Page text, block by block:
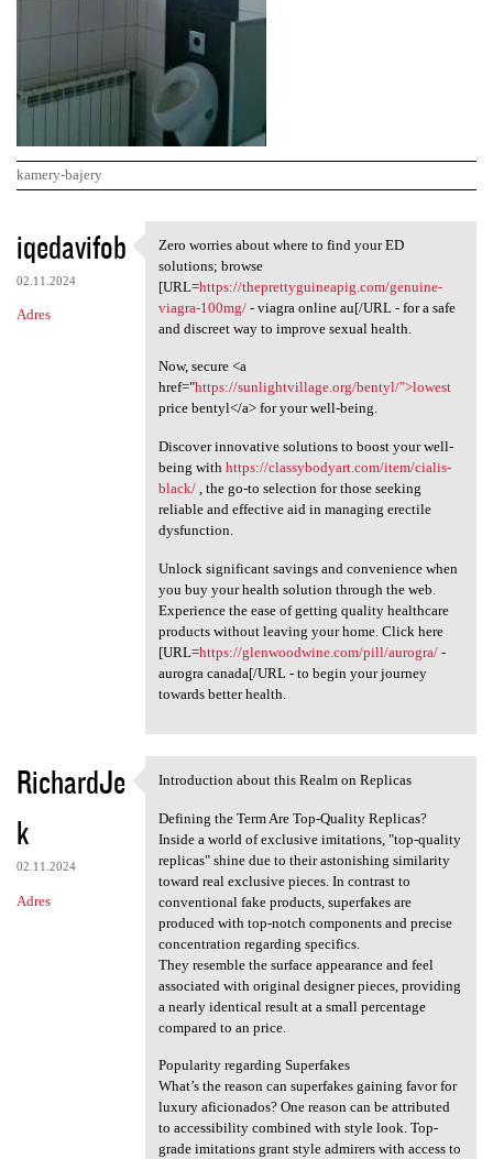
kamery-bajery
K
o
m
e
iqedavifob
02.11.2024
Adres
Zero worries about where to
Zero worries about where to find your ED
solutions; browse
[URL=https://theprettyguineapig.com/genuine-
viagra-100mg/- viagra online au[/URL - for a safe
and discreet way to improve sexual health.
Now, secure <a
href="https://sunlightvillage.org/bentyl/">lowest
price bentyl</a> for your well-being.
Discover innovative solutions to boost your well-
being with https://classybodyart.com/item/cialis-
black/, the go-to selection for those seeking
reliable and effective aid in managing erectile
dysfunction.
Unlock significant savings and convenience when
you buy your health solution through the web.
Experience the ease of getting quality healthcare
products without leaving your home. Click here
[URL=https://glenwoodwine.com/pill/aurogra/-
aurogra canada[/URL - to begin your journey
towards better health.
RichardJe
k
02.11.2024
Adres
Introduction about this Realm
Introduction about this Realm on Replicas
Defining the Term Are Top-Quality Replicas?
Inside a world of exclusive imitations, "top-quality
replicas" shine due to their astonishing similarity
toward real exclusive pieces. In contrast to
conventional fake products, superfakes are
produced with top-notch components and precise
concentration regarding specifics.
They resemble the surface appearance and feel
associated with original designer pieces, providing
a nearly identical result at a small percentage
compared to an price.
Popularity regarding Superfakes
What’s the reason can superfakes gaining favor for
luxury aficionados? One reason can be attributed
to accessibility combined with style look. Top-
grade imitations grant style admirers with access to